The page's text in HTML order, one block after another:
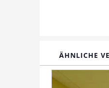
ÄHNLICHE